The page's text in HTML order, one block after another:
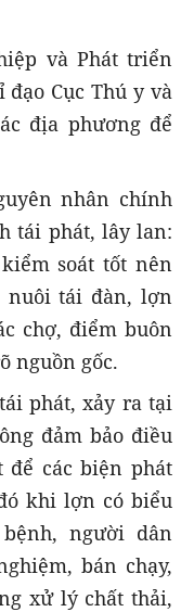
và Phát triển
đạo Cục Thú y và
địa phương để
nhân chính
tái phát, lây lan:
soát tốt nên
nuôi tái đàn, lợn
chợ, điểm buôn
nguồn gốc.
phát, xảy ra tại
đảm bảo điều
các biện phát
khi lợn có biểu
người dân
bán chạy,
xử lý chất thải,